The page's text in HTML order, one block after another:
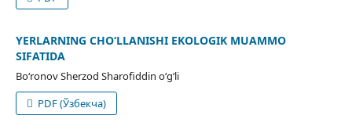
YERLARNING CHO‘LLANISHI EKOLOGIK MUAMMO
SIFATIDA
Bo‘ronov Sherzod Sharofiddin o‘g‘li
PDF (Ўзбекча)